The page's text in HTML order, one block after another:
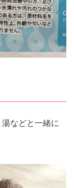
などと一緒に